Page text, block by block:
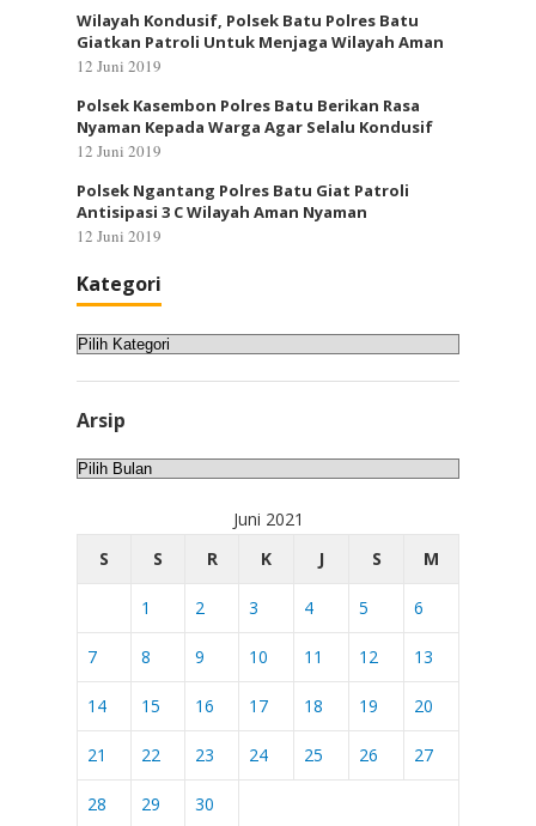
Wilayah Kondusif, Polsek Batu Polres Batu
Giatkan Patroli Untuk Menjaga Wilayah Aman
12 Juni 2019
Polsek Kasembon Polres Batu Berikan Rasa
Nyaman Kepada Warga Agar Selalu Kondusif
12 Juni 2019
Polsek Ngantang Polres Batu Giat Patroli
Antisipasi 3 C Wilayah Aman Nyaman
12 Juni 2019
Kategori
Kategori
Arsip
Arsip
Juni 2021
S
S R K J S M
1 2 3 4 5 6
7 8 9 10 11 12 13
14 15 16 17 18 19 20
21 22 23 24 25 26 27
28 29 30